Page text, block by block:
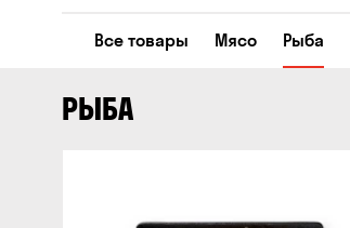
Все товары Мясо Рыба
РЫБА